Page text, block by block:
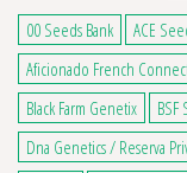
00 Seeds Bank ACE
Aficionado French
Black Farm Genetix
BSF
Dna Genetics / Reserva